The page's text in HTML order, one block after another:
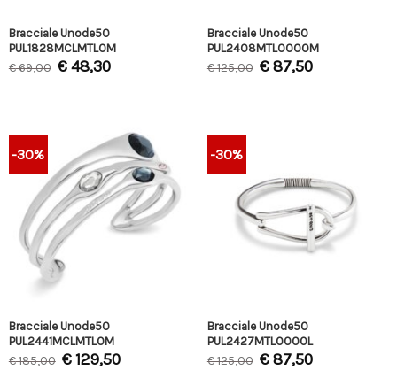
Bracciale Unode50
PUL1828MCLMTL0M
€69,00 €48,30
Bracciale Unode50
PUL2408MTL0000M
€125,00 €87,50
-30%
Bracciale Unode50
PUL2441MCLMTL0M
€185,00 €129,50
-30%
Bracciale Unode50
PUL2427MTL0000L
€125,00 €87,50